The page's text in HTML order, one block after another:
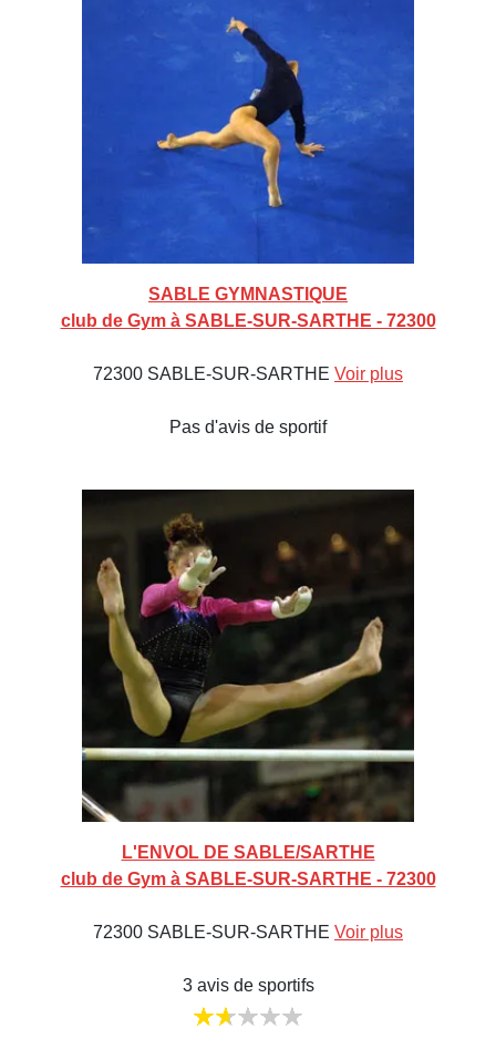
SABLE GYMNASTIQUE
club de Gym à SABLE-SUR-SARTHE - 72300
72300 SABLE-SUR-SARTHE Voir plus
Pas d'avis de sportif
L'ENVOL DE SABLE/SARTHE
club de Gym à SABLE-SUR-SARTHE - 72300
72300 SABLE-SUR-SARTHE Voir plus
3 avis de sportifs